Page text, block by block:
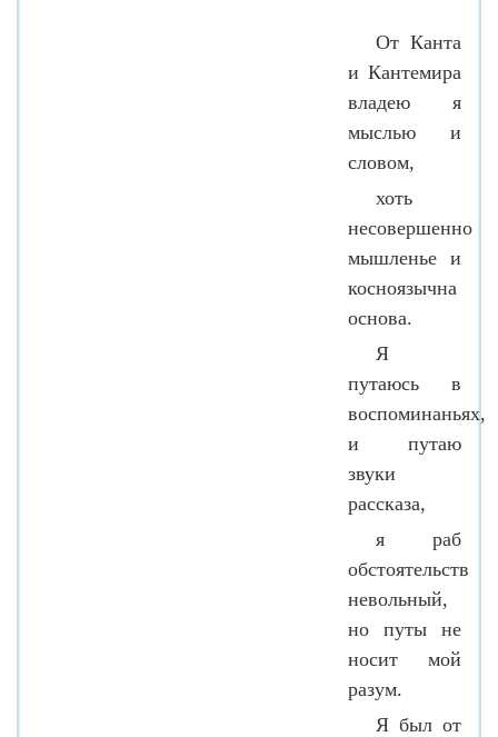
От Канта
и Кантемира
владею я
мыслью и
словом,
хоть
несовершенно
мышленье и
косноязычна
основа.
Я
путаюсь в
воспоминаньях,
и путаю
звуки
рассказа,
я раб
обстоятельств
невольный,
но путы не
носит мой
разум.
Я был от